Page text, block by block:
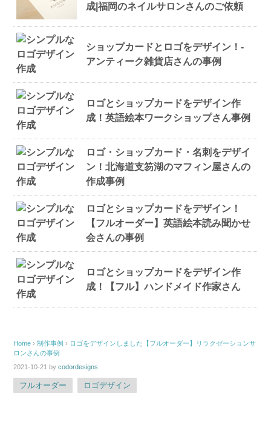
成|福岡のネイルサロンさんのご依頼
ショップカードとロゴをデザイン！-
アンティーク雑貨店さんの事例
ロゴとショップカードをデザイン作
成！英語絵本ワークショップさん事例
ロゴ・ショップカード・名刺をデザイ
ン！北海道支笏湖のマフィン屋さんの
作成事例
ロゴとショップカードをデザイン！
【フルオーダー】英語絵本読み聞かせ
会さんの事例
ロゴとショップカードをデザイン作
成！【フル】ハンドメイド作家さん
Home ›制作事例 › ロゴをデザインしました【フルオーダー】リラクゼーションサ
ロンさんの事例
2021-10-21 bycodordesigns
フルオーダー ロゴデザイン